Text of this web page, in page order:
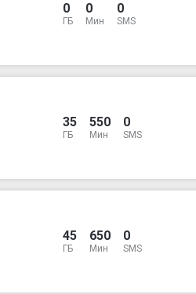
0
ГБ
0
Мин
0
SMS
35
ГБ
550
Мин
0
SMS
45
ГБ
650
Мин
0
SMS